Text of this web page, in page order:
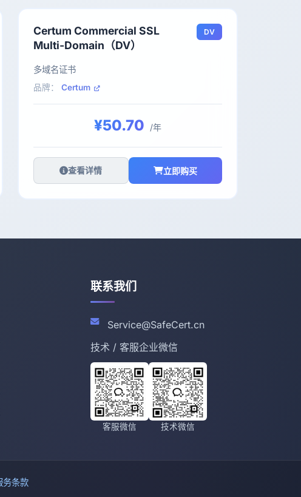
Certum Commercial SSL
Multi-Domain（DV）
DV
多域名证书
品牌：Certum
¥50.70 /年
查看详情 立即购买
联系我们
Service@SafeCert.cn
技术 / 客服企业微信
客服微信 技术微信
务条款